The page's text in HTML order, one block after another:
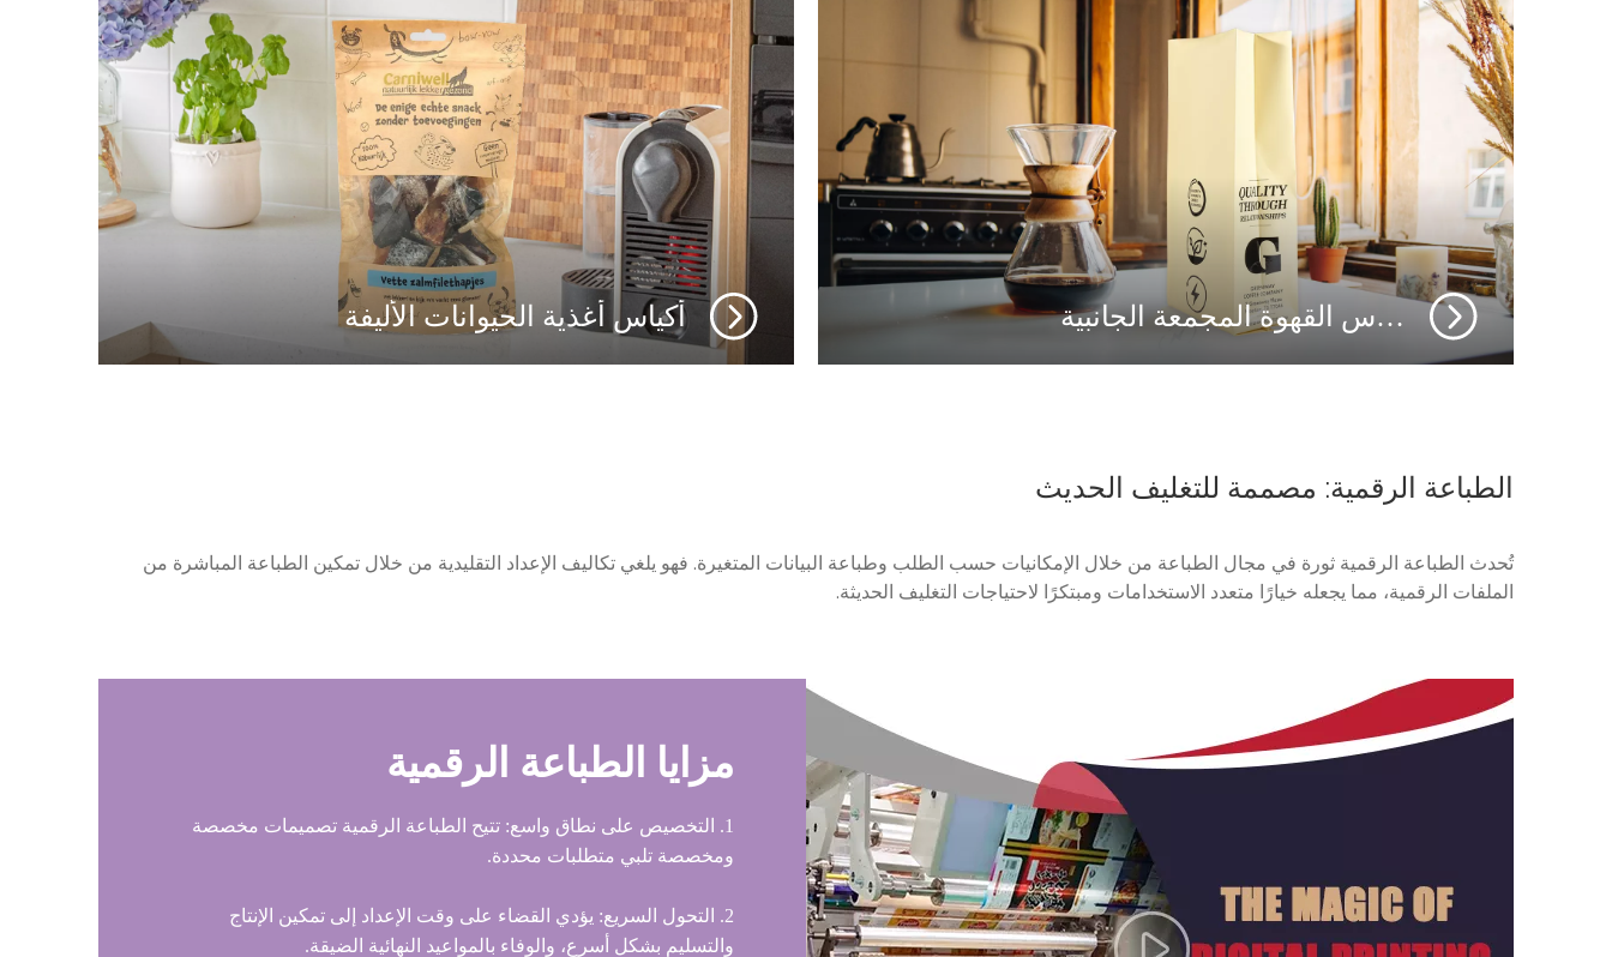
أكياس أغذية الحيوانات الأليفة أكياس القهوة المجمعة الجانبية
الطباعة الرقمية: مصممة للتغليف الحديث
تُحدث الطباعة الرقمية ثورة في مجال الطباعة من خلال الإمكانيات حسب الطلب وطباعة البيانات المتغيرة. فهو يلغي تكاليف الإعداد التقليدية من خلال تمكين الطباعة المباشرة من
الملفات الرقمية، مما يجعله خيارًا متعدد الاستخدامات ومبتكرًا لاحتياجات التغليف الحديثة.
مزايا الطباعة الرقمية​​​​​​​
1. التخصيص على نطاق واسع: تتيح الطباعة الرقمية تصميمات مخصصة
ومخصصة تلبي متطلبات محددة.
2. التحول السريع: يؤدي القضاء على وقت الإعداد إلى تمكين الإنتاج
والتسليم بشكل أسرع، والوفاء بالمواعيد النهائية الضيقة.